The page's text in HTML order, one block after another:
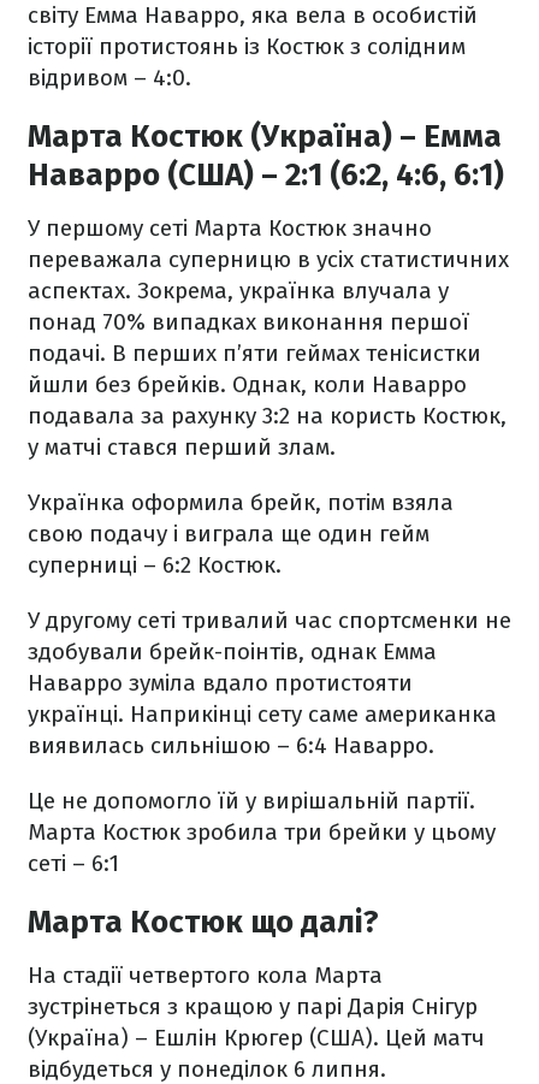
світу Емма Наварро, яка вела в особистій
історії протистоянь із Костюк з солідним
відривом – 4:0.
Марта Костюк (Україна) – Емма
Наварро (США) – 2:1 (6:2, 4:6, 6:1)
У першому сеті Марта Костюк значно
переважала суперницю в усіх статистичних
аспектах. Зокрема, українка влучала у
понад 70% випадках виконання першої
подачі. В перших п’яти геймах тенісистки
йшли без брейків. Однак, коли Наварро
подавала за рахунку 3:2 на користь Костюк,
у матчі стався перший злам.
Українка оформила брейк, потім взяла
свою подачу і виграла ще один гейм
суперниці – 6:2 Костюк.
У другому сеті тривалий час спортсменки не
здобували брейк-поінтів, однак Емма
Наварро зуміла вдало протистояти
українці. Наприкінці сету саме американка
виявилась сильнішою – 6:4 Наварро.
Це не допомогло їй у вирішальній партії.
Марта Костюк зробила три брейки у цьому
сеті – 6:1
Марта Костюк що далі?
На стадії четвертого кола Марта
зустрінеться з кращою у парі Дарія Снігур
(Україна) – Ешлін Крюгер (США). Цей матч
відбудеться у понеділок 6 липня.